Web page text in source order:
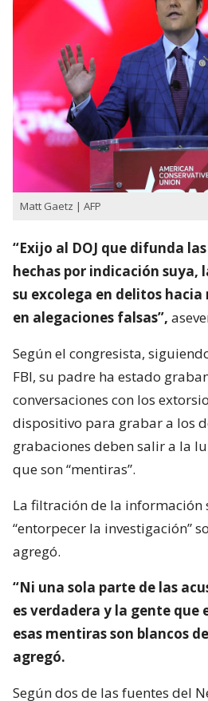
Matt Gaetz | AFP
“Exijo al DOJ que difunda
hechas por indicación suya,
su excolega en delitos hacia
en alegaciones falsas”,
Según el congresista,
FBI, su padre ha estado
conversaciones con los
dispositivo para grabar a los
grabaciones deben salir a la
que son “mentiras”.
La filtración de la información
“entorpecer la investigación”
agregó.
“Ni una sola parte de las
es verdadera y la gente que
esas mentiras son blancos
agregó.
Según dos de las fuentes del